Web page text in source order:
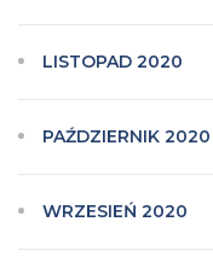
LISTOPAD 2020
PAŹDZIERNIK 2020
WRZESIEŃ 2020